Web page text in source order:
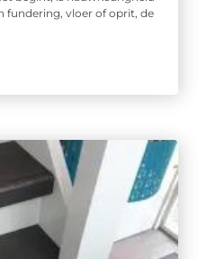
fundering, vloer of oprit, de